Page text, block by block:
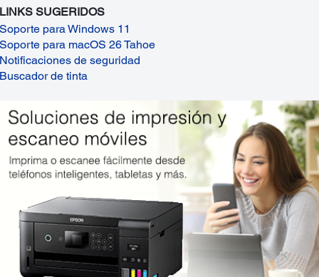
LINKS SUGERIDOS
Soporte para Windows 11
Soporte para macOS 26 Tahoe
Notificaciones de seguridad
Buscador de tinta